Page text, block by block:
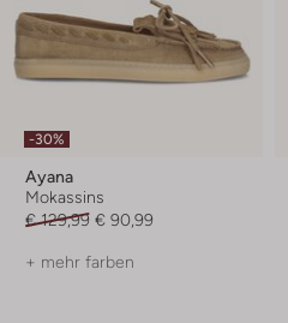
-30%
Ayana
Mokassins
€ 129,99 € 90,99
+ mehr farben